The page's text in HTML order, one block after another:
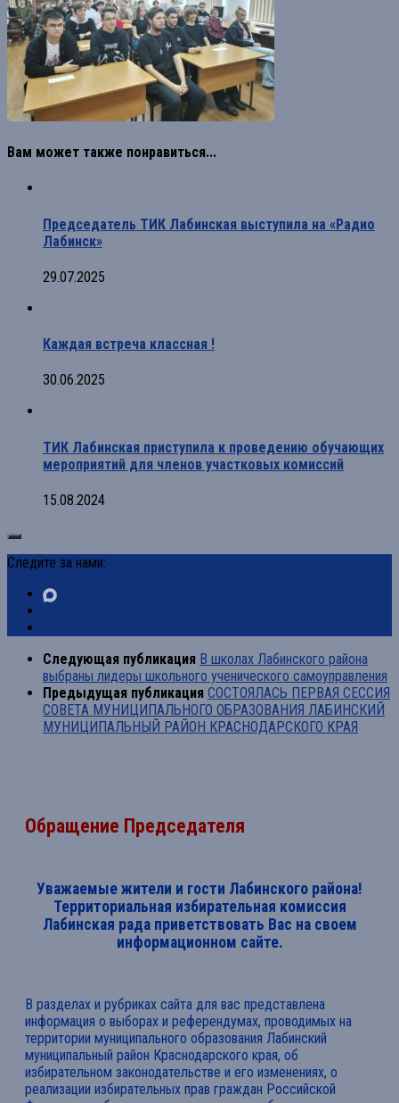
Вам может также понравиться...
Председатель ТИК Лабинская выступила на «Радио
Лабинск»
29.07.2025
Каждая встреча классная !
30.06.2025
ТИК Лабинская приступила к проведению обучающих
мероприятий для членов участковых комиссий
15.08.2024
Следите за нами:
Следующая публикация В школах Лабинского района
выбраны лидеры школьного ученического самоуправления
Предыдущая публикация СОСТОЯЛАСЬ ПЕРВАЯ СЕССИЯ
СОВЕТА МУНИЦИПАЛЬНОГО ОБРАЗОВАНИЯ ЛАБИНСКИЙ
МУНИЦИПАЛЬНЫЙ РАЙОН КРАСНОДАРСКОГО КРАЯ
Обращение Председателя
Уважаемые жители и гости Лабинского района!
Территориальная избирательная комиссия
Лабинская рада приветствовать Вас на своем
информационном сайте.
В разделах и рубриках сайта для вас представлена
информация о выборах и референдумах, проводимых на
территории муниципального образования Лабинский
муниципальный район Краснодарского края, об
избирательном законодательстве и его изменениях, о
реализации избирательных прав граждан Российской